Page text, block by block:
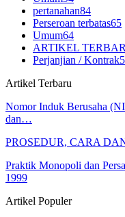
pertanahan84
Perseroan terbatas65
Umum64
ARTIKEL
Perjanjian / Kontrak
Artikel Terbaru
Nomor Induk Berusaha
dan…
PROSEDUR, CARA
Praktik Monopoli dan
1999
Artikel Populer